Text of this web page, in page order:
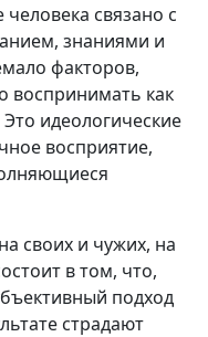
связано с
знаниями и
факторов,
воспринимать как
идеологические
восприятие,
своих и чужих, на
в том, что,
подход
страдают